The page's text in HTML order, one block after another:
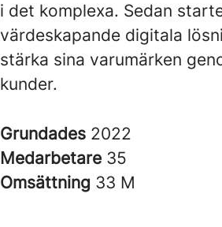
i det komplexa. Sedan
värdeskapande digitala
stärka sina varumärken
kunder.
Grundades 2022
Medarbetare 35
Omsättning 33 M